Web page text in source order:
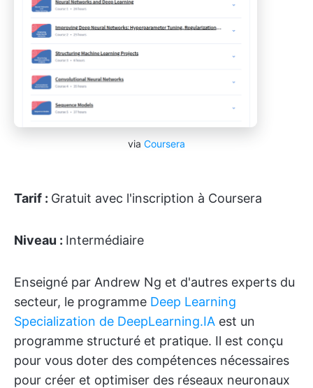
via Coursera
Tarif : Gratuit avec l'inscription à Coursera
Niveau : Intermédiaire
Enseigné par Andrew Ng et d'autres experts du
secteur, le programme Deep Learning
Specialization de DeepLearning.IA est un
programme structuré et pratique. Il est conçu
pour vous doter des compétences nécessaires
pour créer et optimiser des réseaux neuronaux